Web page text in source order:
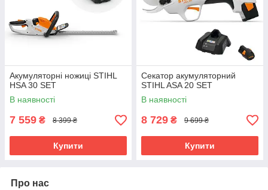
Акумуляторні ножиці STIHL
HSA 30 SET
В наявності
7 559 ₴ 8 399 ₴
Купити
Секатор акумуляторний
STIHL ASA 20 SET
В наявності
8 729 ₴ 9 699 ₴
Купити
Про нас